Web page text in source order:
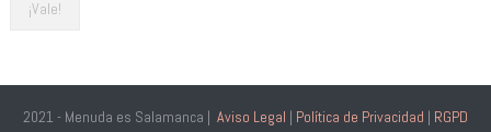
2021 - Menuda es Salamanca | Aviso Legal | Política de Privacidad | RGPD